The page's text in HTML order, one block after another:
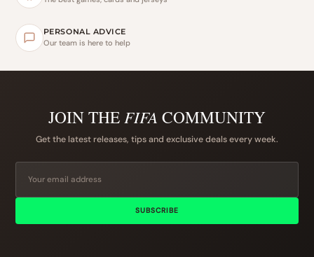
PERSONAL ADVICE
Our team is here to help
JOIN THE FIFA COMMUNITY
Get the latest releases, tips and exclusive deals every week.
SUBSCRIBE